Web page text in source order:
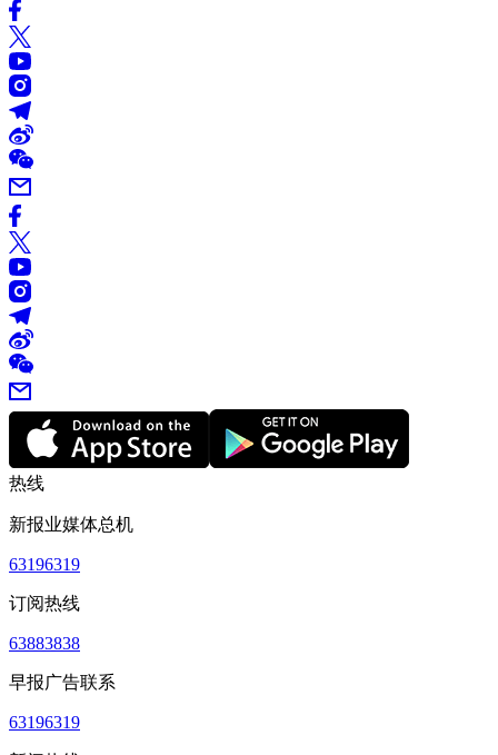
热线
新报业媒体总机
63196319
订阅热线
63883838
早报广告联系
63196319